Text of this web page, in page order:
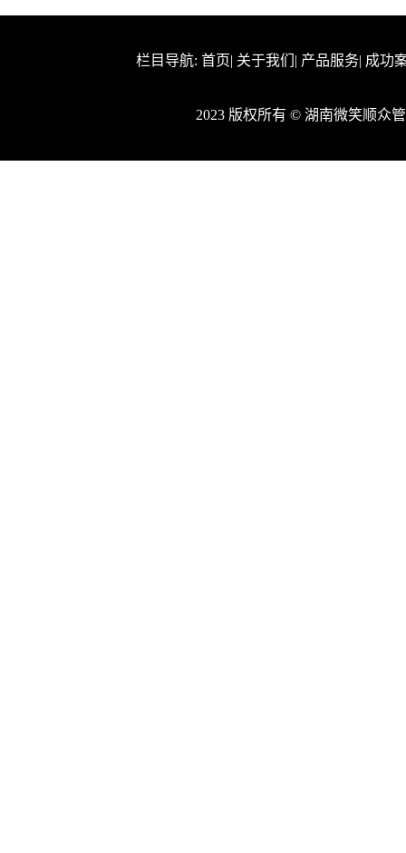
栏目导航: 首页| 关于我们 | 产品服务| 成功
2023 版权所有 © 湖南微笑顺众